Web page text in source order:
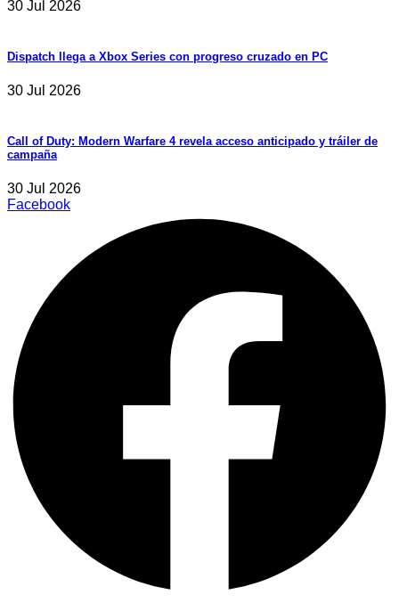
30 Jul 2026
Dispatch llega a Xbox Series con progreso cruzado en PC
30 Jul 2026
Call of Duty: Modern Warfare 4 revela acceso anticipado y tráiler de
campaña
30 Jul 2026
Facebook